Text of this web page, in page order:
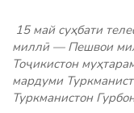
15 май суҳбати
миллӣ — Пешвои
Тоҷикистон
мардуми
Туркманистон